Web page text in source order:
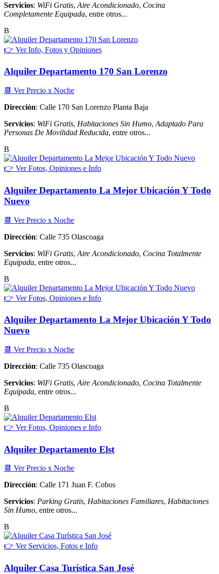
Servicios: WiFi Gratis, Aire Acondicionado, Cocina
Completamente Equipada, entre otros...
B
👉 Ver Info, Fotos y Opiniones
Alquiler Departamento 170 San Lorenzo
📆 Ver Precio x Noche
Dirección: Calle 170 San Lorenzo Planta Baja
Servicios: WiFi Gratis, Habitaciones Sin Humo, Adaptado Para
Personas De Movilidad Reducida, entre otros...
B
👉 Ver Fotos, Opiniones e Info
Alquiler Departamento La Mejor Ubicación Y Todo
Nuevo
📆 Ver Precio x Noche
Dirección: Calle 735 Olascoaga
Servicios: WiFi Gratis, Aire Acondicionado, Cocina Totalmente
Equipada, entre otros...
B
👉 Ver Fotos, Opiniones e Info
Alquiler Departamento La Mejor Ubicación Y Todo
Nuevo
📆 Ver Precio x Noche
Dirección: Calle 735 Olascoaga
Servicios: WiFi Gratis, Aire Acondicionado, Cocina Totalmente
Equipada, entre otros...
B
👉 Ver Fotos, Opiniones e Info
Alquiler Departamento Elst
📆 Ver Precio x Noche
Dirección: Calle 171 Juan F. Cobos
Servicios: Parking Gratis, Habitaciones Familiares, Habitaciones
Sin Humo, entre otros...
B
👉 Ver Servicios, Fotos e Info
Alquiler Casa Turística San José